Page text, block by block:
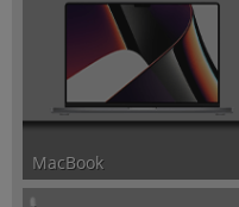
MacBook